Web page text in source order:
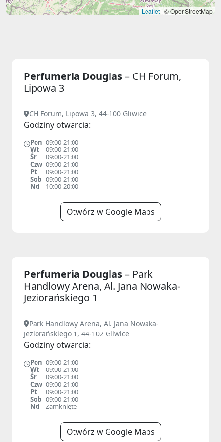
Leaflet | © OpenStreetMap
Perfumeria Douglas– CH Forum,
Lipowa 3
CH Forum, Lipowa 3, 44-100 Gliwice
Godziny otwarcia:
Pon 09:00-21:00
Wt
09:00-21:00
Śr
09:00-21:00
Czw 09:00-21:00
Pt
09:00-21:00
Sob 09:00-21:00
Nd
10:00-20:00
Otwórz w Google Maps
Perfumeria Douglas– Park
Handlowy Arena, Al. Jana Nowaka-
Jeziorańskiego 1
Park Handlowy Arena, Al. Jana Nowaka-
Jeziorańskiego 1, 44-102 Gliwice
Godziny otwarcia:
Pon 09:00-21:00
Wt
09:00-21:00
Śr
09:00-21:00
Czw 09:00-21:00
Pt
09:00-21:00
Sob 09:00-21:00
Nd
Zamknięte
Otwórz w Google Maps